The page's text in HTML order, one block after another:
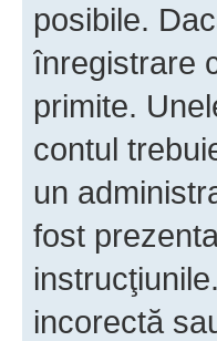
posibile.
înregistrare
primite.
contul
un
fost
incorectă